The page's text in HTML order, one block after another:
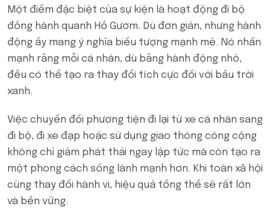
Một điểm đặc biệt của sự kiện là hoạt động đi bộ
đồng hành quanh Hồ Gươm. Dù đơn giản, nhưng hành
động ấy mang ý nghĩa biểu tượng mạnh mẽ. Nó nhấn
mạnh rằng mỗi cá nhân, dù bằng hành động nhỏ,
đều có thể tạo ra thay đổi tích cực đối với bầu trời
xanh.
Việc chuyển đổi phương tiện đi lại từ xe cá nhân sang
đi bộ, đi xe đạp hoặc sử dụng giao thông công cộng
không chỉ giảm phát thải ngay lập tức mà còn tạo ra
một phong cách sống lành mạnh hơn. Khi toàn xã hội
cùng thay đổi hành vi, hiệu quả tổng thể sẽ rất lớn
và bền vững.